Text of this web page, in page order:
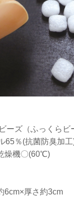
ーズ（ふっくらビ
65％(抗菌防臭加
燥機〇(60℃)
6cm×厚さ約3cm